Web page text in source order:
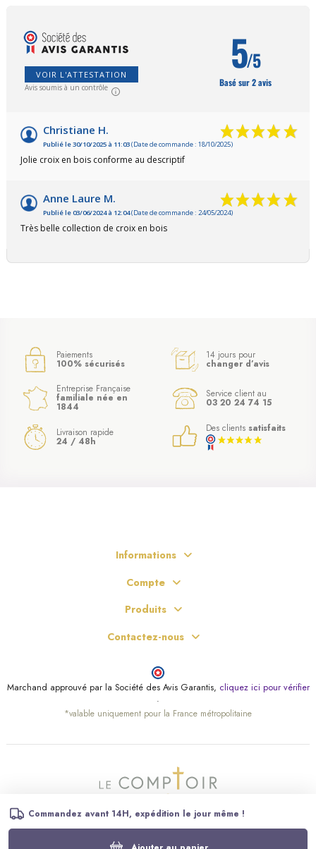
Commandez avant 14H, expédition le jour même !
VOIR L'ATTESTATION
Avis soumis à un contrôle
5/5
Basé sur 2 avis
Christiane H.
Publié le 30/10/2025 à 11:03(Date de commande : 18/10/2025)
Jolie croix en bois conforme au descriptif
Anne Laure M.
Publié le 03/06/2024 à 12:04(Date de commande : 24/05/2024)
Très belle collection de croix en bois
Paiements
100% sécurisés
14 jours pour
changer d’avis
Entreprise Française
familiale née en
1844
Service client au
03 20 24 74 15
Livraison rapide
24 / 48h
Des clients satisfaits
Informations
Compte
Produits
Contactez-nous
Marchand approuvé par la Société des Avis Garantis, cliquez ici pour vérifier
.
*valable uniquement pour la France métropolitaine